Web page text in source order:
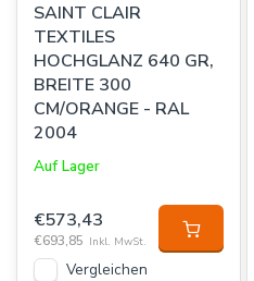
SAINT CLAIR
TEXTILES
HOCHGLANZ 640 GR,
BREITE 300
CM/ORANGE - RAL
2004
Auf Lager
€573,43
€693,85 Inkl. MwSt.
Vergleichen